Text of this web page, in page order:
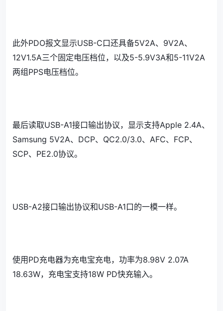
此外PDO报文显示USB-C口还具备5V2A、9V2A、
12V1.5A三个固定电压档位，以及5-5.9V3A和5-11V2A
两组PPS电压档位。
最后读取USB-A1接口输出协议，显示支持Apple 2.4A、
Samsung 5V2A、DCP、QC2.0/3.0、AFC、FCP、
SCP、PE2.0协议。
USB-A2接口输出协议和USB-A1口的一模一样。
使用PD充电器为充电宝充电，功率为8.98V 2.07A
18.63W，充电宝支持18W PD快充输入。